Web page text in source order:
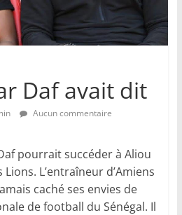
Daf avait dit
Aucun commentaire
pourrait succéder à Aliou
L’entraîneur d’Amiens
caché ses envies de
de football du Sénégal. Il